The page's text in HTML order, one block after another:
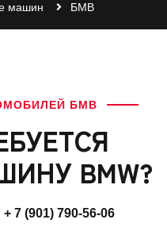
машин БМВ
БМВ
BMW?
+ 7 (901) 790-56-06